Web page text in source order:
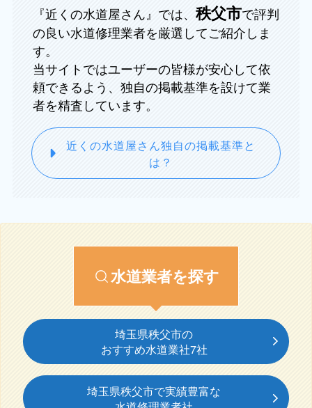
『近くの水道屋さん』では、 秩父市で評判
の良い水道修理業者を厳選してご紹介しま
す。
当サイトではユーザーの皆様が安心して依
頼できるよう、独自の掲載基準を設けて業
者を精査しています。
近くの水道屋さん独自の掲載基準と
は？
水道業者を探す
埼玉県秩父市の
おすすめ水道業社7社
埼玉県秩父市で実績豊富な